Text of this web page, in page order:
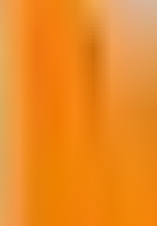
phần
mòn cơ học tuyệt vời.